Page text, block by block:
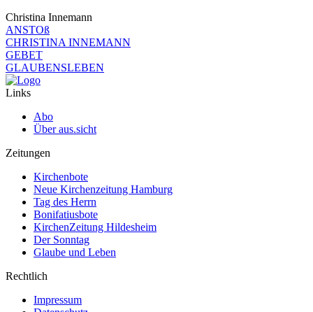
Christina Innemann
ANSTOß
CHRISTINA INNEMANN
GEBET
GLAUBENSLEBEN
Links
Abo
Über aus.sicht
Zeitungen
Kirchenbote
Neue Kirchenzeitung Hamburg
Tag des Herrn
Bonifatiusbote
KirchenZeitung Hildesheim
Der Sonntag
Glaube und Leben
Rechtlich
Impressum